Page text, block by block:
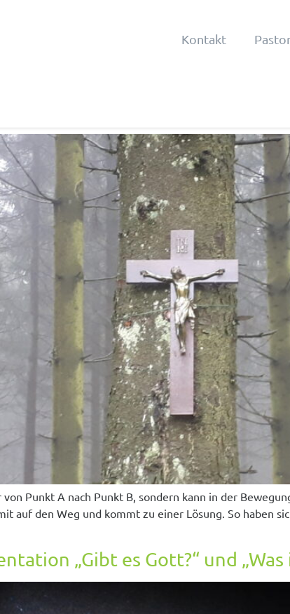
Kontakt
Punkt A nach Punkt B, sondern kann in der
auf den Weg und kommt zu einer Lösung. So haben
„Gibt es Gott?“ und „Was